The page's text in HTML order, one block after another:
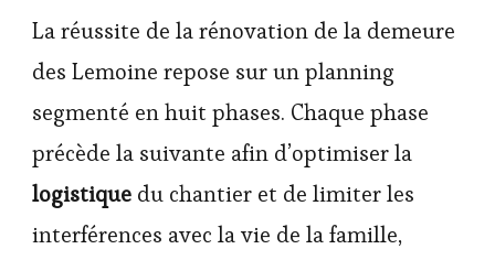
La réussite de la rénovation de la demeure
des Lemoine repose sur un planning
segmenté en huit phases. Chaque phase
précède la suivante afin d’optimiser la
logistique du chantier et de limiter les
interférences avec la vie de la famille,